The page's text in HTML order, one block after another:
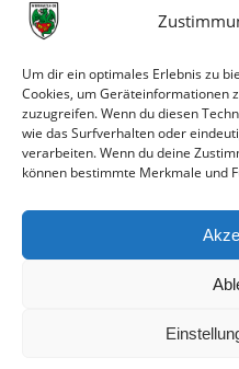
Um dir ein optimales Erlebnis zu
Cookies, um Geräteinformationen
zuzugreifen. Wenn du diesen
wie das Surfverhalten oder
verarbeiten. Wenn du deine
können bestimmte Merkmale und
H.-D.
Freese,
Alle bisherigen Partien
anzeigen